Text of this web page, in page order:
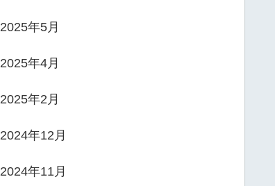
2025年5月
2025年4月
2025年2月
2024年12月
2024年11月